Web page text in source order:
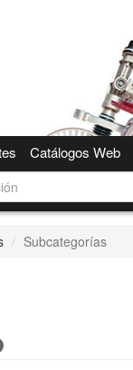
Catálogos Web
Subcategorías